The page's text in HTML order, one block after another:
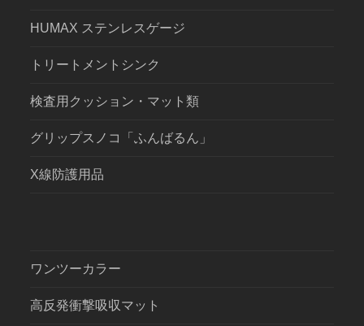
HUMAX ステンレスゲージ
トリートメントシンク
検査用クッション・マット類
グリップスノコ「ふんばるん」
X線防護用品
ワンツーカラー
高反発衝撃吸収マット